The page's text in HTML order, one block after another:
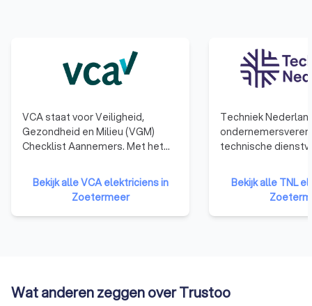
VCA staat voor Veiligheid,
Gezondheid en Milieu (VGM)
Checklist Aannemers. Met het
laten bedrijven zien dat ze kennis
en ervaring hebben op het
gebied van veilig en gezond
werken en dat het deskundige en
Bekijk alle VCA elektriciens in
Zoetermeer
Techniek
technische
technische
werken continu
verbeteren van
onze leden te
Bekijk alle TNL
Wat anderen zeggen over Trustoo